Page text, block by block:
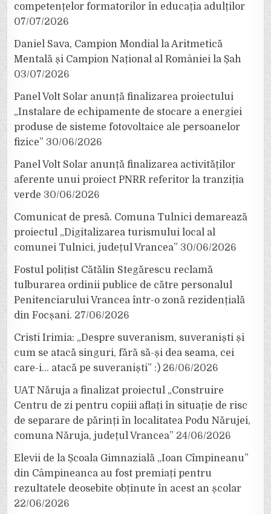
competențelor formatorilor în educația adulților
07/07/2026
Daniel Sava, Campion Mondial la Aritmetică
Mentală și Campion Național al României la Șah
03/07/2026
Panel Volt Solar anunță finalizarea proiectului
„Instalare de echipamente de stocare a energiei
produse de sisteme fotovoltaice ale persoanelor
fizice” 30/06/2026
Panel Volt Solar anunță finalizarea activităților
aferente unui proiect PNRR referitor la tranziția
verde 30/06/2026
Comunicat de presă. Comuna Tulnici demarează
proiectul „Digitalizarea turismului local al
comunei Tulnici, județul Vrancea” 30/06/2026
Fostul polițist Cătălin Stegărescu reclamă
tulburarea ordinii publice de către personalul
Penitenciarului Vrancea într-o zonă rezidențială
din Focșani. 27/06/2026
Cristi Irimia: „Despre suveranism, suveraniști și
cum se atacă singuri, fără să-și dea seama, cei
care-i… atacă pe suveraniști” :) 26/06/2026
UAT Năruja a finalizat proiectul „Construire
Centru de zi pentru copiii aflați în situație de risc
de separare de părinți în localitatea Podu Nărujei,
comuna Năruja, județul Vrancea” 24/06/2026
Elevii de la Școala Gimnazială „Ioan Cîmpineanu”
din Câmpineanca au fost premiați pentru
rezultatele deosebite obținute în acest an școlar
22/06/2026